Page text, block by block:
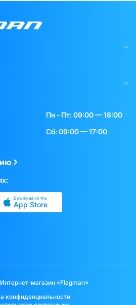
Пн - Пт: 09:00 — 18:00
Сб: 09:00 — 17:00
Download on the
App Store
магазин «Flagman»
конфиденциальности